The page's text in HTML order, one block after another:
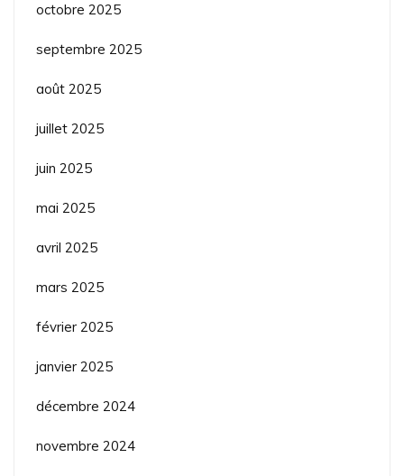
octobre 2025
septembre 2025
août 2025
juillet 2025
juin 2025
mai 2025
avril 2025
mars 2025
février 2025
janvier 2025
décembre 2024
novembre 2024